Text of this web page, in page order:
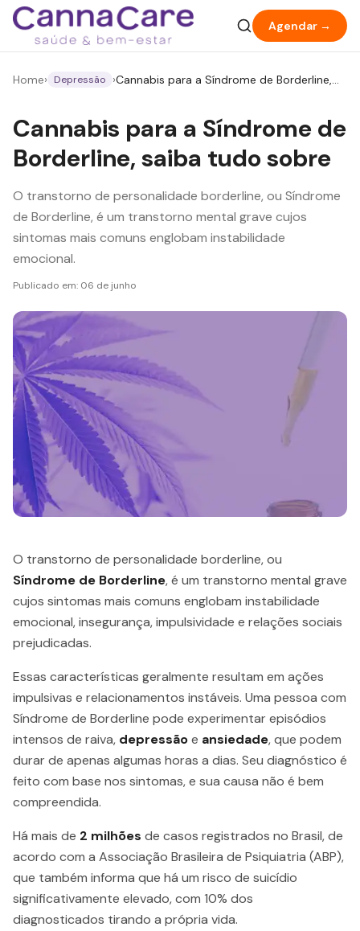
Agendar →
Home› Depressão ›Cannabis para a Síndrome de Borderline,
Cannabis para a Síndrome de
Borderline, saiba tudo sobre
O transtorno de personalidade borderline, ou Síndrome
de Borderline, é um transtorno mental grave cujos
sintomas mais comuns englobam instabilidade
emocional.
Publicado em: 06 de junho
O transtorno de personalidade borderline, ou
Síndrome de Borderline, é um transtorno mental grave
cujos sintomas mais comuns englobam instabilidade
emocional, insegurança, impulsividade e relações sociais
prejudicadas.
Essas características geralmente resultam em ações
impulsivas e relacionamentos instáveis. Uma pessoa com
Síndrome de Borderline pode experimentar episódios
intensos de raiva, depressãoe ansiedade, que podem
durar de apenas algumas horas a dias. Seu diagnóstico é
feito com base nos sintomas, e sua causa não é bem
compreendida.
Há mais de 2 milhões de casos registrados no Brasil, de
acordo com a Associação Brasileira de Psiquiatria (ABP),
que também informa que há um risco de suicídio
significativamente elevado, com 10% dos
diagnosticados tirando a própria vida.